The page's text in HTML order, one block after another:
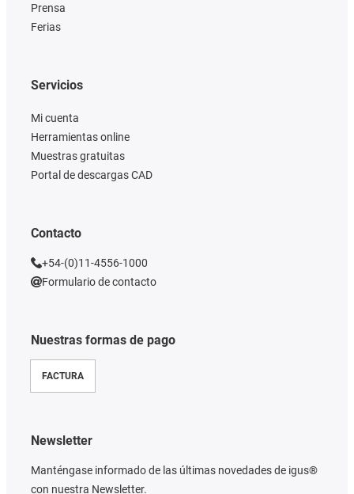
Prensa
Ferias
Nuestras formas de pago
FACTURA
Servicios
Mi cuenta
Herramientas online
Muestras gratuitas
Portal de descargas CAD
Contacto
+54-(0)11-4556-1000
Formulario de contacto
Newsletter
Manténgase informado de las últimas novedades de igus®
con nuestra Newsletter.